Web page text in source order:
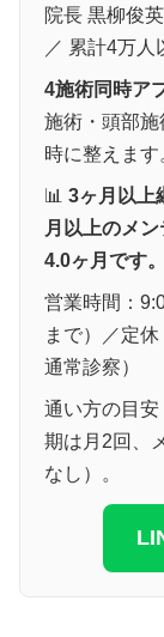
院長 黒柳俊
／ 累計4万
4施術同時ア
施術・頭部施
時に整えます
📊 3ヶ月以上
月以上のメ
4.0ヶ月です。
営業時間：
まで）／定
通常診察）
通い方の目
期は月2回、
なし）。